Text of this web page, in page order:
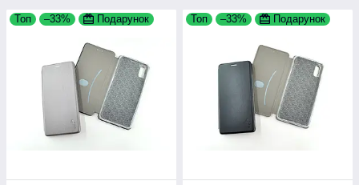
Топ –33% Подарунок Топ –33% Подарунок